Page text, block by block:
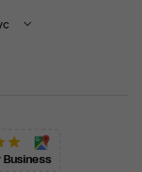
Business